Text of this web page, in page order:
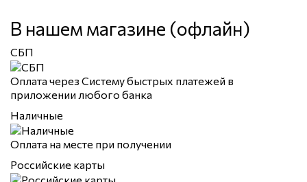
В нашем магазине (офлайн)
СБП
Оплата через Систему быстрых платежей в
приложении любого банка
Наличные
Оплата на месте при получении
Российские карты